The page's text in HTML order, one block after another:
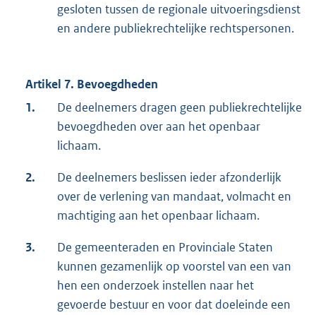
gesloten tussen de regionale uitvoeringsdienst
en andere publiekrechtelijke rechtspersonen.
Artikel 7. Bevoegdheden
1.
De deelnemers dragen geen publiekrechtelijke
bevoegdheden over aan het openbaar
lichaam.
2.
De deelnemers beslissen ieder afzonderlijk
over de verlening van mandaat, volmacht en
machtiging aan het openbaar lichaam.
3.
De gemeenteraden en Provinciale Staten
kunnen gezamenlijk op voorstel van een van
hen een onderzoek instellen naar het
gevoerde bestuur en voor dat doeleinde een